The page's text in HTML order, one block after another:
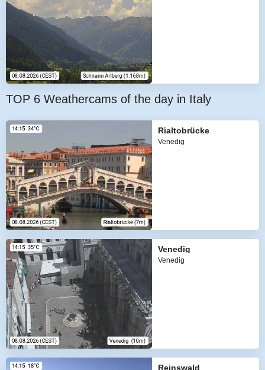
TOP 6 Weathercams of the day in Italy
Rialtobrücke
Venedig
Venedig
Venedig
Reinswald